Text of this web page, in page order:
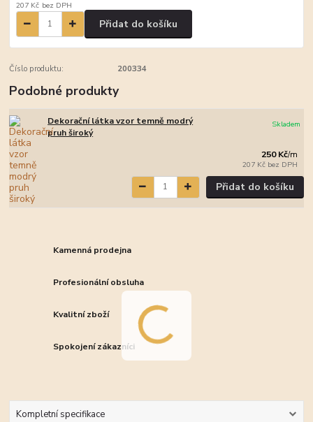
207 Kč bez DPH
Přidat do košíku
Číslo produktu: 200334
Podobné produkty
Dekorační látka vzor temně modrý
pruh široký
250 Kč/m
207 Kč bez DPH
Skladem
Přidat do košíku
Kamenná prodejna
Profesionální obsluha
Kvalitní zboží
Spokojení zákazníci
Kompletní specifikace